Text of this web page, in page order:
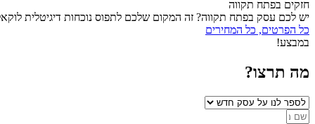
חזקים בפתח תקווה
יש לכם עסק בפתח תקווה? זה המקום שלכם לתפוס נוכחות דיגיטלית
כל הפרטים, כל המחירים
במבצע!
מה תרצו?